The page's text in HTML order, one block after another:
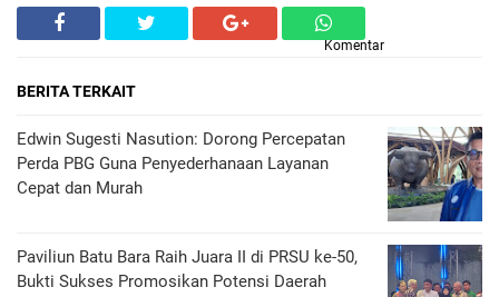
Komentar
BERITA TERKAIT
Edwin Sugesti Nasution: Dorong Percepatan
Perda PBG Guna Penyederhanaan Layanan
Cepat dan Murah
Paviliun Batu Bara Raih Juara II di PRSU ke-50,
Bukti Sukses Promosikan Potensi Daerah